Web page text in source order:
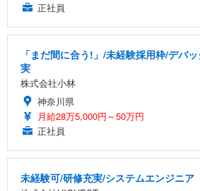
正社員
「まだ間に合う!」/未経験採用枠/デバ
実
株式会社小林
神奈川県
月給28万5,000円～50万円
正社員
未経験可/研修充実/システムエンジニア